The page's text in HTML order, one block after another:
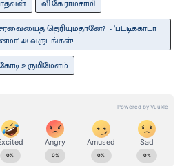
வி.கே.ராமசாமி
தெரியும்தானே? - ’பட்டிக்காடா
48 வருடங்கள்!
உருமிமேளம்